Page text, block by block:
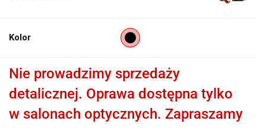
Kolor
Nie prowadzimy sprzedaży
detalicznej. Oprawa dostępna tylko
w salonach optycznych. Zapraszamy